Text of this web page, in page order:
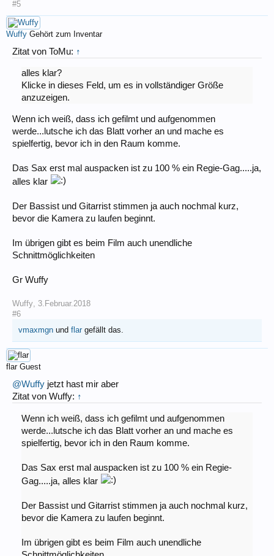
#5
Wuffy Gehört zum Inventar
Zitat von ToMu: ↑
alles klar?
Klicke in dieses Feld, um es in vollständiger Größe
anzuzeigen.
Wenn ich weiß, dass ich gefilmt und aufgenommen
werde...lutsche ich das Blatt vorher an und mache es
spielfertig, bevor ich in den Raum komme.
Das Sax erst mal auspacken ist zu 100 % ein Regie-Gag.....ja,
alles klar
Der Bassist und Gitarrist stimmen ja auch nochmal kurz,
bevor die Kamera zu laufen beginnt.
Im übrigen gibt es beim Film auch unendliche
Schnittmöglichkeiten
Gr Wuffy
Wuffy 3.Februar.2018
#6
vmaxmgn und flar gefällt das.
flar Guest
@Wuffy jetzt hast mir aber
Zitat von Wuffy: ↑
Wenn ich weiß, dass ich gefilmt und aufgenommen
werde...lutsche ich das Blatt vorher an und mache es
spielfertig, bevor ich in den Raum komme.
Das Sax erst mal auspacken ist zu 100 % ein Regie-
Gag.....ja, alles klar
Der Bassist und Gitarrist stimmen ja auch nochmal kurz,
bevor die Kamera zu laufen beginnt.
Im übrigen gibt es beim Film auch unendliche